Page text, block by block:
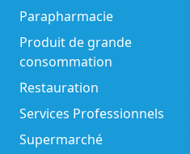
Parapharmacie
Produit de grande
consommation
Restauration
Services Professionnels
Supermarché